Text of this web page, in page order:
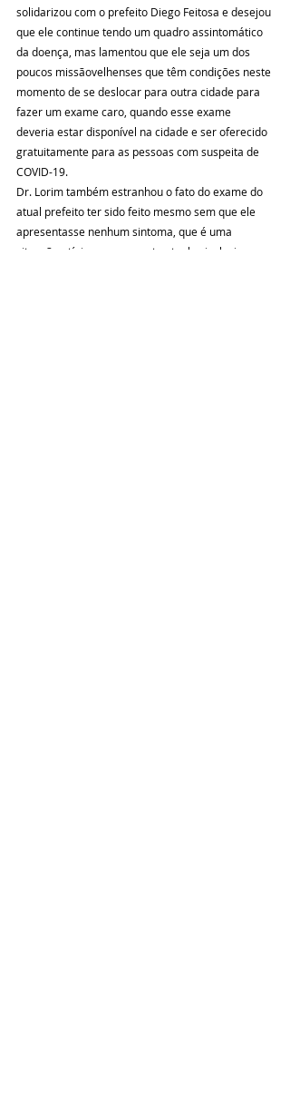
solidarizou com o prefeito Diego Feitosa e desejou
que ele continue tendo um quadro assintomático
da doença, mas lamentou que ele seja um dos
poucos missãovelhenses que têm condições neste
momento de se deslocar para outra cidade para
fazer um exame caro, quando esse exame
deveria estar disponível na cidade e ser oferecido
gratuitamente para as pessoas com suspeita de
COVID-19.
Dr. Lorim também estranhou o fato do exame do
atual prefeito ter sido feito mesmo sem que ele
apresentasse nenhum sintoma, que é uma
situação atípica no momento atual e, inclusive,